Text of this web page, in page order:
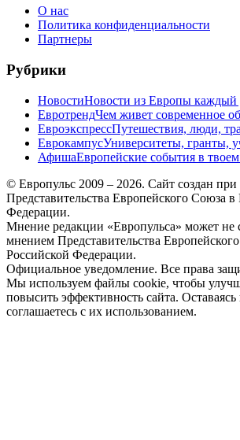
О нас
Политика конфиденциальности
Партнеры
Рубрики
НовостиНовости из Европы каждый
ЕвротрендЧем живет современное
ЕвроэкспрессПутешествия, люди,
ЕврокампусУниверситеты, гранты,
АфишаЕвропейские события в
© Европульс 2009 – 2026. Сайт создан
Представительства Европейского Союза в
Федерации.
Мнение редакции «Европульса» может не
мнением Представительства
Российской Федерации.
Официальное уведомление. Все права
Мы используем файлы cookie, чтобы
повысить эффективность сайта.
соглашаетесь с их использованием.